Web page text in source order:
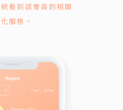
看到該會員的相關
服務。